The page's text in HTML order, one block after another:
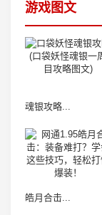
游戏图文
魂银攻略...
皓月合击...